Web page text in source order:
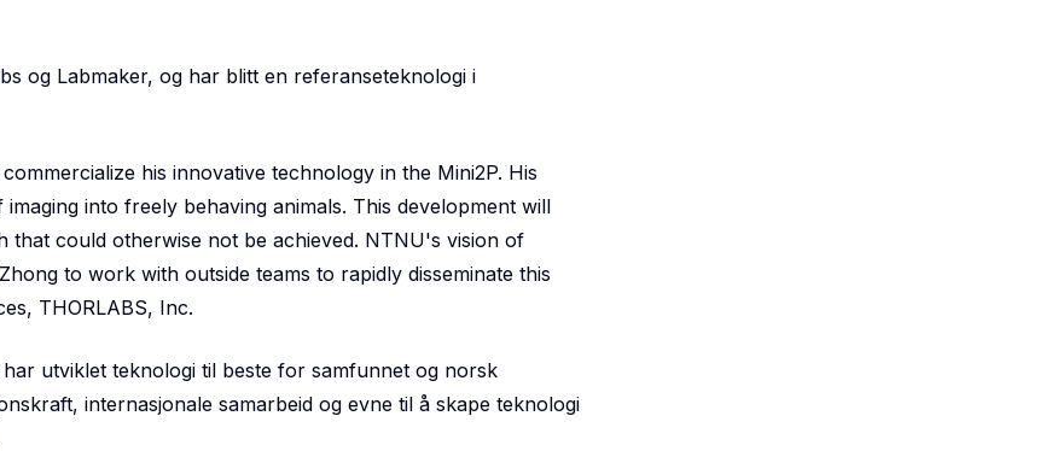
og Labmaker, og har blitt en referanseteknologi i
his innovative technology in the Mini2P. His
into freely behaving animals. This development will
could otherwise not be achieved. NTNU's vision of
to work with outside teams to rapidly disseminate this
THORLABS, Inc.
utviklet teknologi til beste for samfunnet og norsk
internasjonale samarbeid og evne til å skape teknologi